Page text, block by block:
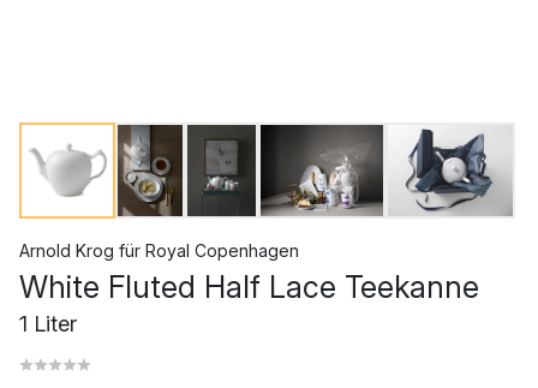
Arnold Krog für Royal Copenhagen
White Fluted Half Lace Teekanne
1 Liter